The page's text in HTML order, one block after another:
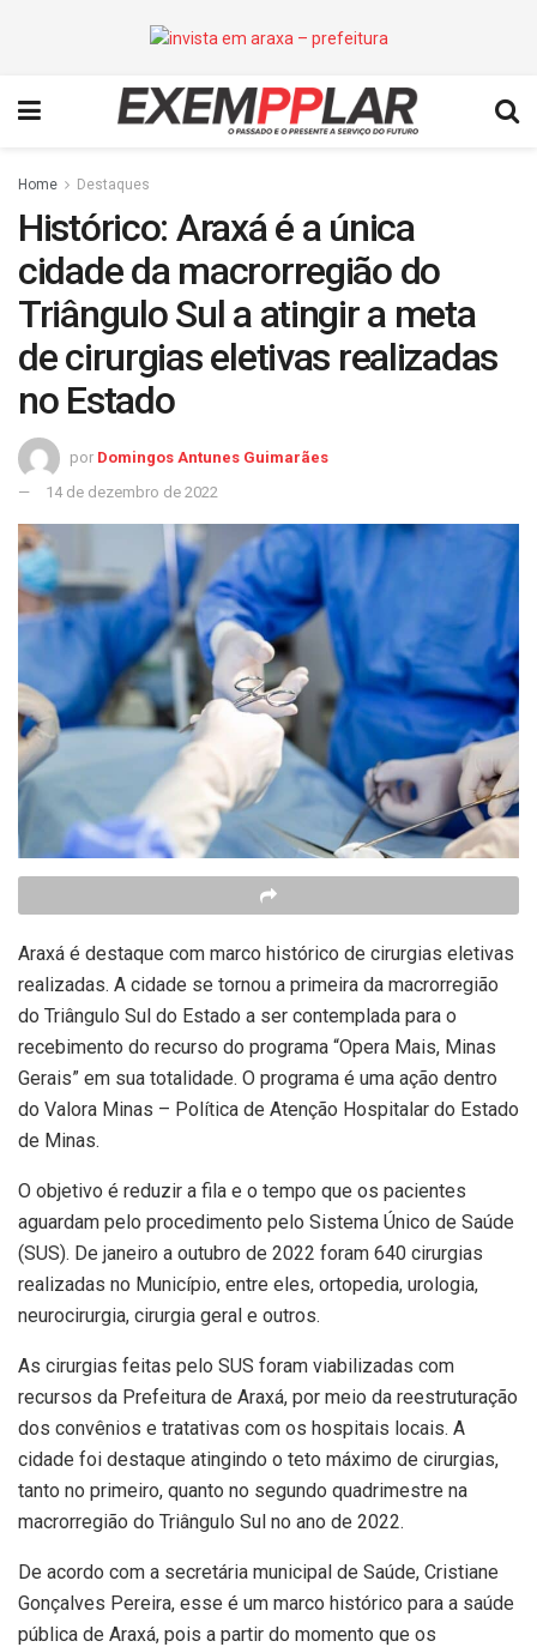
Home Destaques
Histórico: Araxá é a única
cidade da macrorregião do
Triângulo Sul a atingir a meta
de cirurgias eletivas realizadas
no Estado
por Domingos Antunes Guimarães
14 de dezembro de 2022
Araxá é destaque com marco histórico de cirurgias eletivas
realizadas. A cidade se tornou a primeira da macrorregião
do Triângulo Sul do Estado a ser contemplada para o
recebimento do recurso do programa “Opera Mais, Minas
Gerais” em sua totalidade. O programa é uma ação dentro
do Valora Minas – Política de Atenção Hospitalar do Estado
de Minas.
O objetivo é reduzir a fila e o tempo que os pacientes
aguardam pelo procedimento pelo Sistema Único de Saúde
(SUS). De janeiro a outubro de 2022 foram 640 cirurgias
realizadas no Município, entre eles, ortopedia, urologia,
neurocirurgia, cirurgia geral e outros.
As cirurgias feitas pelo SUS foram viabilizadas com
recursos da Prefeitura de Araxá, por meio da reestruturação
dos convênios e tratativas com os hospitais locais. A
cidade foi destaque atingindo o teto máximo de cirurgias,
tanto no primeiro, quanto no segundo quadrimestre na
macrorregião do Triângulo Sul no ano de 2022.
De acordo com a secretária municipal de Saúde, Cristiane
Gonçalves Pereira, esse é um marco histórico para a saúde
pública de Araxá, pois a partir do momento que os